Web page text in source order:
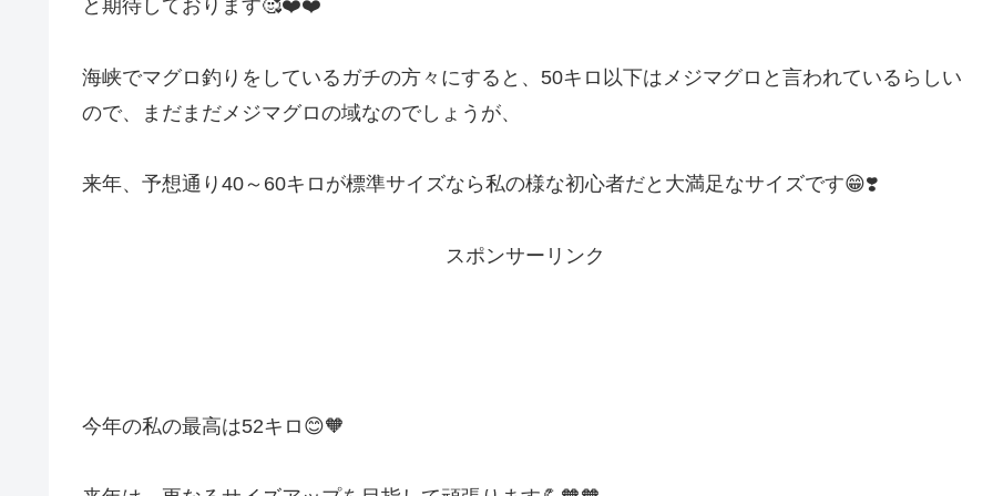
と期待しております🥰❤️❤️
海峡でマグロ釣りをしているガチの方々にすると、50キロ以下はメジマグロと言われているらしい
ので、まだまだメジマグロの域なのでしょうが、
来年、予想通り40～60キロが標準サイズなら私の様な初心者だと大満足なサイズです😁❣️
スポンサーリンク
今年の私の最高は52キロ😊🧡